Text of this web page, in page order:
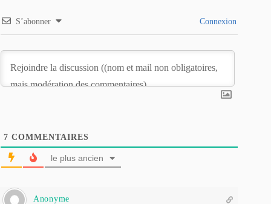
S’abonner Connexion
7 COMMENTAIRES
le plus ancien
Anonyme